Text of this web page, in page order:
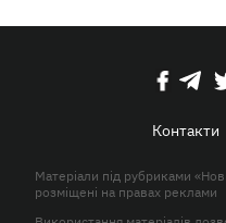
Контакти
Матеріали під рубриками
розміщені на правах реклами